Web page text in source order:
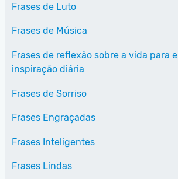
Frases de Luto
Frases de Música
Frases de reflexão sobre a vida para
inspiração diária
Frases de Sorriso
Frases Engraçadas
Frases Inteligentes
Frases Lindas